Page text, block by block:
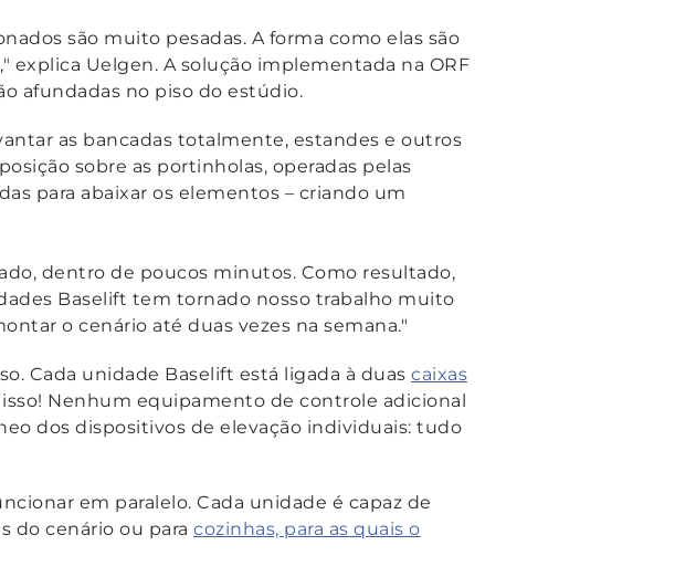
são muito pesadas. A forma como elas são
Uelgen. A solução implementada na ORF
afundadas no piso do estúdio.
as bancadas totalmente, estandes e outros
sobre as portinholas, operadas pelas
para abaixar os elementos – criando um
dentro de poucos minutos. Como resultado,
Baselift tem tornado nosso trabalho muito
o cenário até duas vezes na semana."
Cada unidade Baselift está ligada à duas caixas
Nenhum equipamento de controle adicional
dos dispositivos de elevação individuais: tudo
em paralelo. Cada unidade é capaz de
do cenário ou para cozinhas, para as quais o